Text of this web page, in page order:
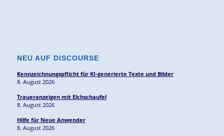
NEU AUF DISCOURSE
Kennzeichnungspflicht für KI-generierte Texte und Bilder
8. August 2026
Traueranzeigen mit Elchschaufel
8. August 2026
Hilfe für Neue Anwender
8. August 2026